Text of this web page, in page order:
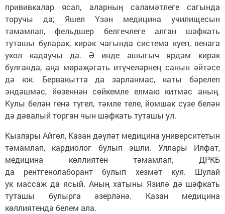
прививкалар ясап, аларның сәламәтлеге сагында
торучы да; Яшел Үзән медицина училищесын
тәмамлап, фельдшер белгечлеге алган шәфкать
туташы буларак, кирәк чагында система куеп, венага
укол кадаучы да. Ә инде ашыгыч ярдәм кирәк
булганда, аңа мөрәҗәгать итүчеләрнең санын әйтәсе
дә юк. Бервакытта да зарланмас, каты бәрелеп
эндәшмәс, йөзеннән сөйкемле елмаю китмәс аның.
Кулы белән генә түгел, тәмле теле, йомшак сүзе белән
дә дәвалый торган чын шәфкать туташы ул.
Кызлары Айгөл, Казан дәүләт медицина университетын
тәмамлап, кардиолог булып эшли. Уллары Илфат,
медицина көллиятен тәмамлап, ДРКБ
да рентгенолаборант булып хезмәт куя. Шулай
ук массаж да ясый. Аның хатыны Язилә дә шәфкать
туташы булырга әзерләнә. Казан медицина
көллиятендә белем ала.